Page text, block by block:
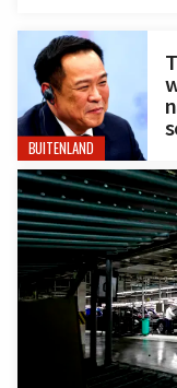
BUITENLAND